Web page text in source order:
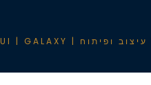
עיצוב ופיתוח | UX/UI | GALAXY